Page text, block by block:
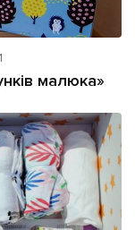
малюка»